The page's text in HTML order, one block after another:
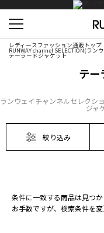
レディースファッション通販トップ
RUNWAY channel SELECTION(ラ
テーラードジャケット
テー
ランウェイチャンネルセレクシ
ジャ
絞り込み
条件に一致する商品は見つか
お手数ですが、検索条件を変